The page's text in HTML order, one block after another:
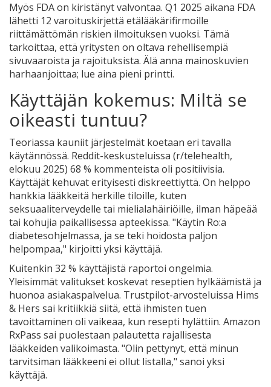
Myös FDA on kiristänyt valvontaa. Q1 2025 aikana FDA
lähetti 12 varoituskirjettä etälääkärifirmoille
riittämättömän riskien ilmoituksen vuoksi. Tämä
tarkoittaa, että yritysten on oltava rehellisempiä
sivuvaaroista ja rajoituksista. Älä anna mainoskuvien
harhaanjoittaa; lue aina pieni printti.
Käyttäjän kokemus: Miltä se
oikeasti tuntuu?
Teoriassa kauniit järjestelmät koetaan eri tavalla
käytännössä. Reddit-keskusteluissa (r/telehealth,
elokuu 2025) 68 % kommenteista oli positiivisia.
Käyttäjät kehuvat erityisesti diskreettiyttä. On helppo
hankkia lääkkeitä herkille tiloille, kuten
seksuaaliterveydelle tai mielialahäiriöille, ilman häpeää
tai kohujia paikallisessa apteekissa. "Käytin Ro:a
diabetesohjelmassa, ja se teki hoidosta paljon
helpompaa," kirjoitti yksi käyttäjä.
Kuitenkin 32 % käyttäjistä raportoi ongelmia.
Yleisimmät valitukset koskevat reseptien hylkäämistä ja
huonoa asiakaspalvelua. Trustpilot-arvosteluissa Hims
& Hers sai kritiikkiä siitä, että ihmisten tuen
tavoittaminen oli vaikeaa, kun resepti hylättiin. Amazon
RxPass sai puolestaan palautetta rajallisesta
lääkkeiden valikoimasta. "Olin pettynyt, että minun
tarvitsiman lääkkeeni ei ollut listalla," sanoi yksi
käyttäjä.